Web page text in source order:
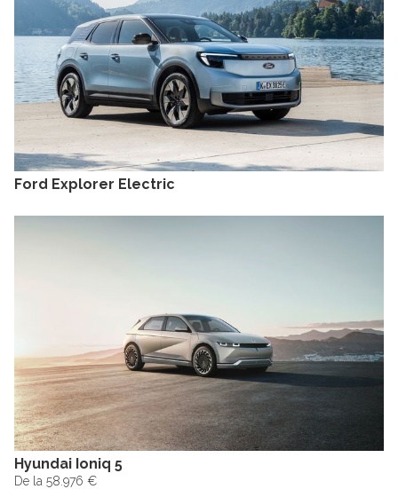
Ford Explorer Electric
Hyundai Ioniq 5
De la 58.976 €